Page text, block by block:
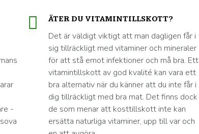
-
ÄTER DU VITAMINTILLSKOTT?
Det är väldigt viktigt att man dagligen får i
sig tillräckligt med vitaminer och mineraler
för att stå emot infektioner och må bra. Ett
vitamintillskott av god kvalité kan vara ett
bra alternativ när du känner att du inte får i
dig tillräckligt med bra mat. Det finns dock
de som menar att kosttillskott inte kan
ersätta naturliga vitaminer, upp till var och